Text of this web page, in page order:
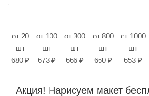
от 20
шт
680 ₽
от 100
шт
673 ₽
от 300
шт
666 ₽
от 800
шт
660 ₽
от 1000
шт
653 ₽
Акция! Нарисуем макет